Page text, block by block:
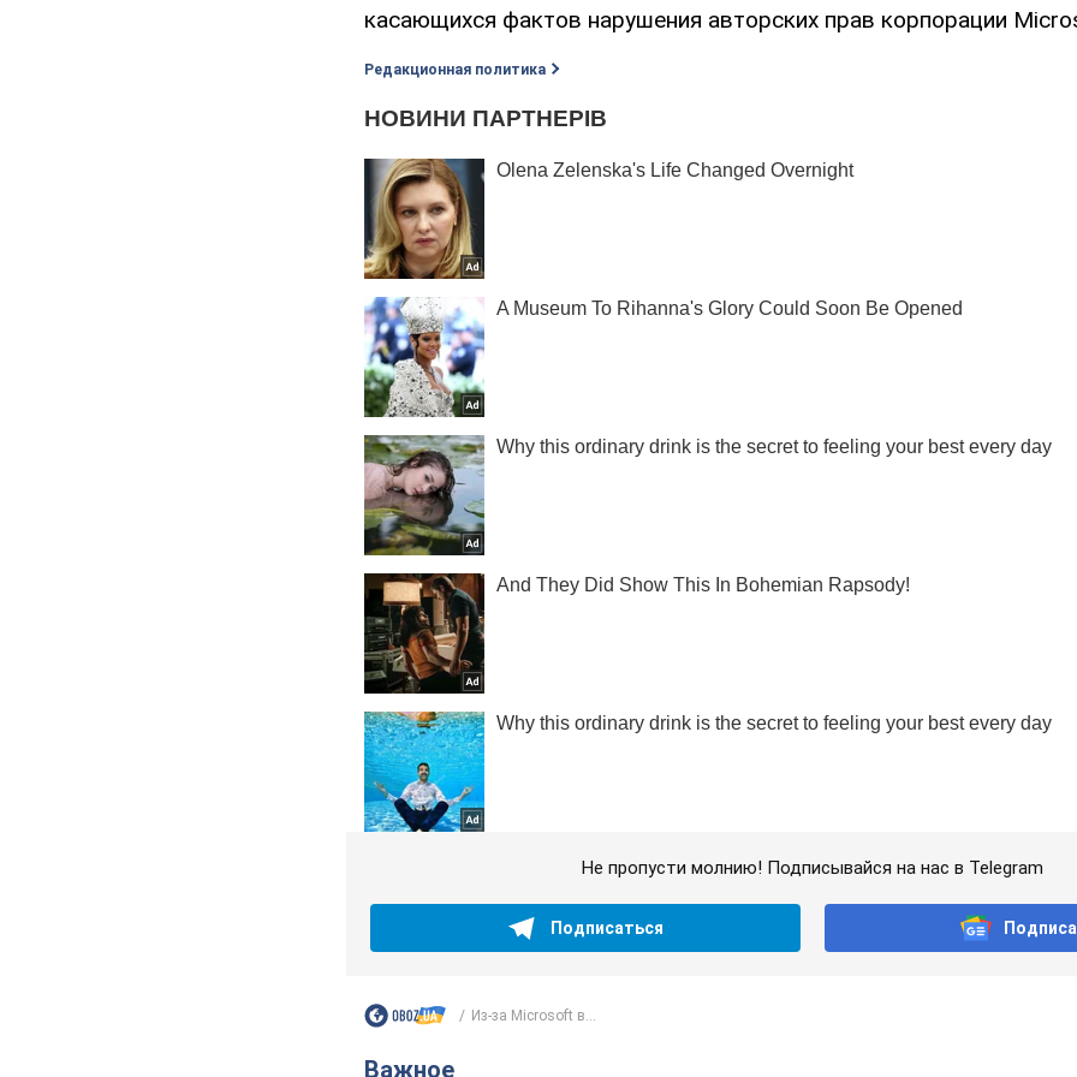
касающихся фактов нарушения авторских прав корпорации
Редакционная политика
Не пропусти молнию! Подписывайся на нас в Telegram
Подписаться
Из-за Microsoft в...
Важное